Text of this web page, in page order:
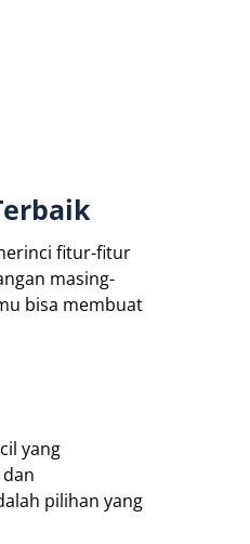
fitur-fitur
masing-
bisa membuat
yang
pilihan yang